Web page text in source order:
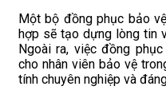
Một bộ đồng phục bảo
hợp sẽ tạo dựng lòng tin
Ngoài ra, việc đồng
cho nhân viên bảo vệ
tính chuyên nghiệp và